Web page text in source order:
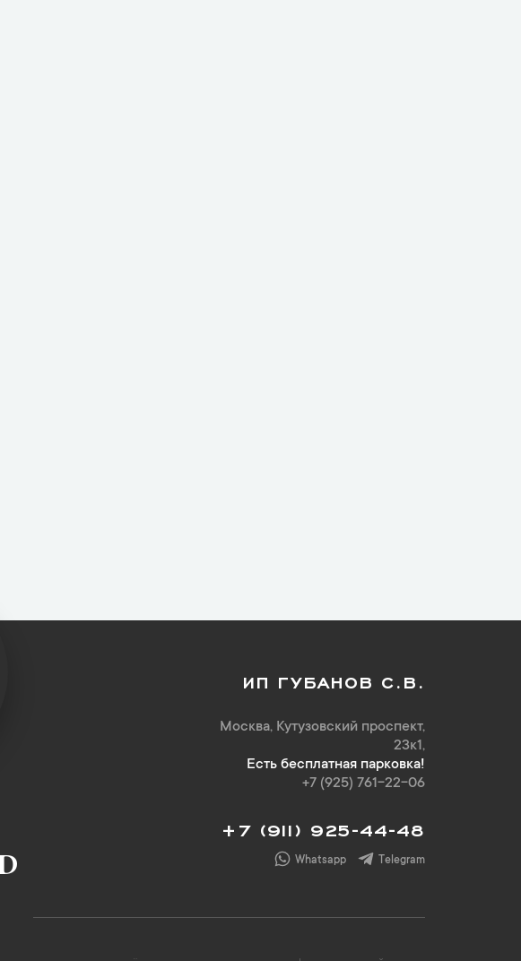
ИП ГУБАНОВ С.В.
Москва, Кутузовский проспект,
23к1,
Есть бесплатная парковка!
+7 (925) 761-22-06
+7 (911) 925-44-48
Whatsapp Telegram